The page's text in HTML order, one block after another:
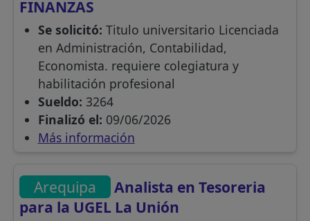
FINANZAS
Se solicitó: Titulo universitario Licenciada
en Administración, Contabilidad,
Economista. requiere colegiatura y
habilitación profesional
Sueldo: 3264
Finalizó el: 09/06/2026
Más información
Arequipa
Analista en Tesoreria
para la UGEL La Unión